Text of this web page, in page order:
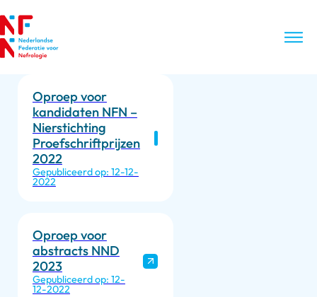
Oproep voor
kandidaten NFN –
Nierstichting
Proefschriftprijzen
2022
Gepubliceerd op: 12-12-
2022
Oproep voor
abstracts NND
2023
Gepubliceerd op: 12-
12-2022